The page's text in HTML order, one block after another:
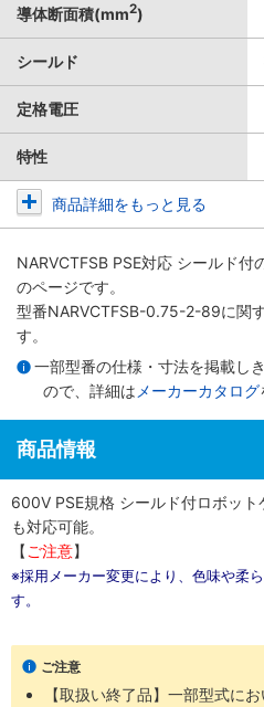
導体断面積(mm2)
シールド
定格電圧
特性
商品詳細をもっと見る
NARVCTFSB PSE対応 シールド付
のページです。
型番NARVCTFSB-0.75-2-89に関
す。
一部型番の仕様・寸法を掲載し
ので、詳細は メーカーカタログ
商品情報
600V PSE規格 シールド付ロボッ
も対応可能。
【 ご注意】
※採用メーカー変更により、色味や柔
す。
ご注意
【取扱い終了品】一部型式に